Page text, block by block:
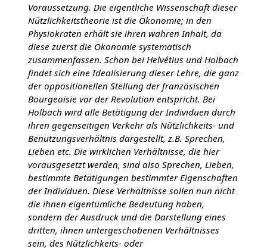
Voraussetzung. Die eigentliche Wissenschaft dieser
Nützlichkeitstheorie ist die Ökonomie; in den
Physiokraten erhält sie ihren wahren Inhalt, da
diese zuerst die Ökonomie systematisch
zusammenfassen. Schon bei Helvétius und Holbach
findet sich eine Idealisierung dieser Lehre, die ganz
der oppositionellen Stellung der französischen
Bourgeoisie vor der Revolution entspricht. Bei
Holbach wird alle Betätigung der Individuen durch
ihren gegenseitigen Verkehr als Nützlichkeits- und
Benutzungsverhältnis dargestellt, z.B. Sprechen,
Lieben etc. Die wirklichen Verhältnisse, die hier
vorausgesetzt werden, sind also Sprechen, Lieben,
bestimmte Betätigungen bestimmter Eigenschaften
der Individuen. Diese Verhältnisse sollen nun nicht
die ihnen eigentümliche Bedeutung haben,
sondern der Ausdruck und die Darstellung eines
dritten, ihnen untergeschobenen Verhältnisses
sein, des Nützlichkeits- oder